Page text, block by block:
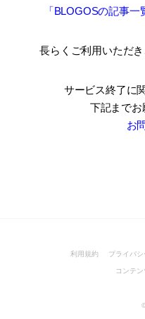
「BLOGOSの記事一
長らくご利用いただき
サービス終了に
下記までお
お
利用規約 プライバ
コンテ